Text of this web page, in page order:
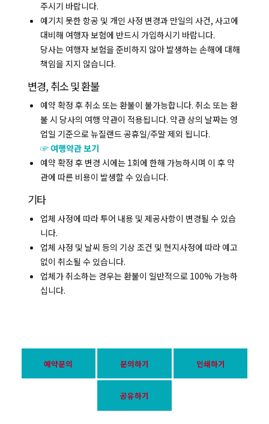
주시기 바랍니다.
예기치 못한 항공 및 개인 사정 변경과 만일의 사건, 사고에
대비해 여행자 보험에 반드시 가입하시기 바랍니다.
당사는 여행자 보험을 준비하지 않아 발생하는 손해에 대해
책임을 지지 않습니다.
변경, 취소 및 환불
예약 확정 후 취소 또는 환불이 불가능합니다. 취소 또는 환
불 시 당사의 여행 약관이 적용됩니다. 약관 상의 날짜는 영
업일 기준으로 뉴질랜드 공휴일/주말 제외 됩니다.
☞ 여행약관 보기
예약 확정 후 변경 시에는 1회에 한해 가능하시며 이 후 약
관에 따른 비용이 발생할 수 있습니다.
기타
업체 사정에 따라 투어 내용 및 제공사항이 변경될 수 있습
니다.
업체 사정 및 날씨 등의 기상 조건 및 현지사정에 따라 예고
없이 취소될 수 있습니다.
업체가 취소하는 경우는 환불이 일반적으로 100% 가능하
십니다.
예약문의 문의하기 인쇄하기
공유하기